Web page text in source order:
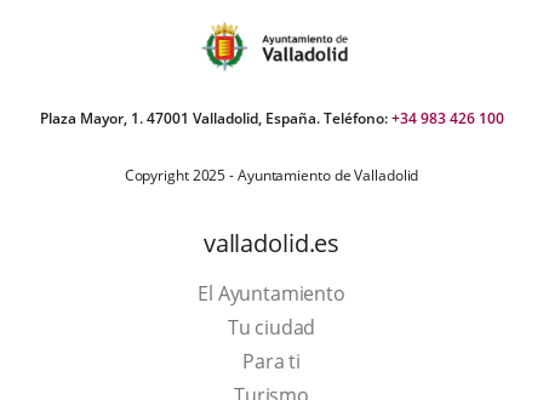
Plaza Mayor, 1. 47001 Valladolid, España. Teléfono:+34 983 426 100
Copyright 2025 - Ayuntamiento de Valladolid
valladolid.es
El Ayuntamiento
Tu ciudad
Para ti
Este